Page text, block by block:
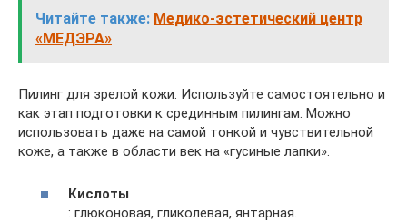
Читайте также: Медико-эстетический центр
«МЕДЭРА»
Пилинг для зрелой кожи. Используйте самостоятельно и
как этап подготовки к срединным пилингам. Можно
использовать даже на самой тонкой и чувствительной
коже, а также в области век на «гусиные лапки».
Кислоты
: глюконовая, гликолевая, янтарная.